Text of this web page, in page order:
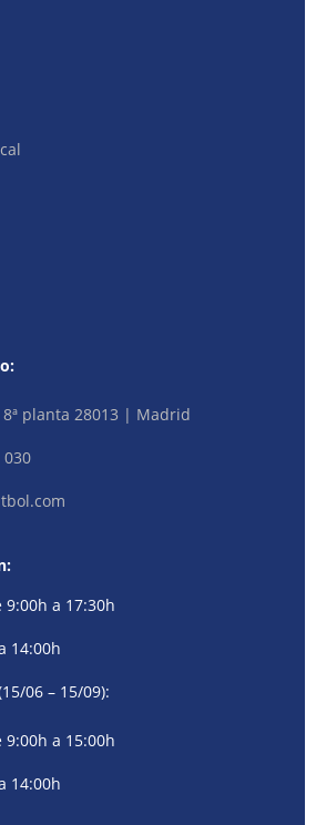
8ª planta 28013 | Madrid
030
9:00h a 17:30h
14:00h
06 – 15/09):
9:00h a 15:00h
14:00h